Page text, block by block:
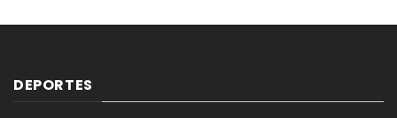
DEPORTES